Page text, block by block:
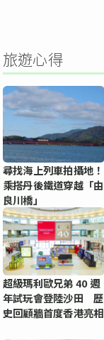
旅遊心得
尋找海上列車拍攝地！
乘搭丹後鐵道穿越「由
良川橋」
超級瑪利歐兄弟 40 週
年試玩會登陸沙田 歷
史回顧牆首度香港亮相